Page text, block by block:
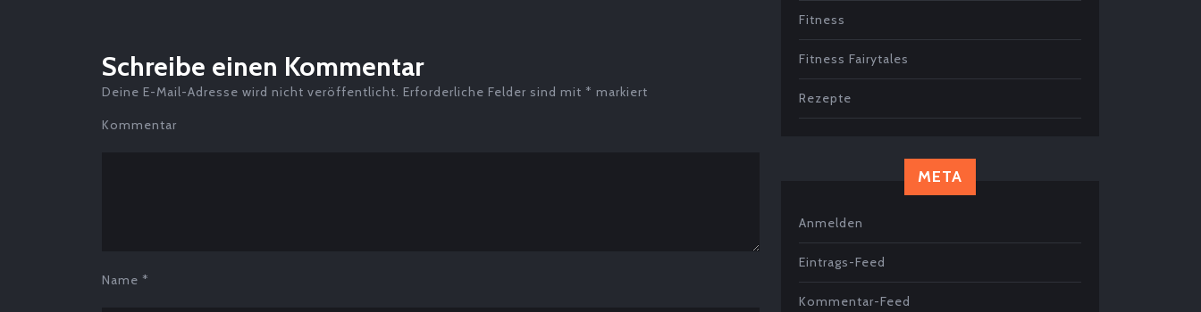
Schreibe einen Kommentar
Deine E-Mail-Adresse wird nicht veröffentlicht. Erforderliche Felder sind mit * markiert
Kommentar
Name *
Fitness
Fitness Fairytales
Rezepte
META
Anmelden
Eintrags-Feed
Kommentar-Feed